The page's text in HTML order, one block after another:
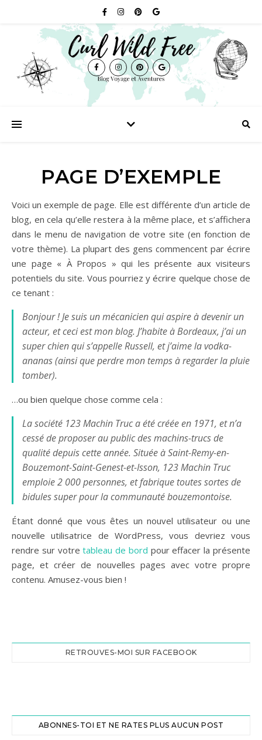
PAGE D’EXEMPLE
Voici un exemple de page. Elle est différente d’un article de
blog, en cela qu’elle restera à la même place, et s’affichera
dans le menu de navigation de votre site (en fonction de
votre thème). La plupart des gens commencent par écrire
une page « À Propos » qui les présente aux visiteurs
potentiels du site. Vous pourriez y écrire quelque chose de
ce tenant :
Bonjour ! Je suis un mécanicien qui aspire à devenir un
acteur, et ceci est mon blog. J’habite à Bordeaux, j’ai un
super chien qui s’appelle Russell, et j’aime la vodka-
ananas (ainsi que perdre mon temps à regarder la pluie
tomber).
…ou bien quelque chose comme cela :
La société 123 Machin Truc a été créée en 1971, et n’a
cessé de proposer au public des machins-trucs de
qualité depuis cette année. Située à Saint-Remy-en-
Bouzemont-Saint-Genest-et-Isson, 123 Machin Truc
emploie 2 000 personnes, et fabrique toutes sortes de
bidules super pour la communauté bouzemontoise.
Étant donné que vous êtes un nouvel utilisateur ou une
nouvelle utilisatrice de WordPress, vous devriez vous
rendre sur votretableau de bord pour effacer la présente
page, et créer de nouvelles pages avec votre propre
contenu. Amusez-vous bien !
RETROUVES-MOI SUR FACEBOOK
ABONNES-TOI ET NE RATES PLUS AUCUN POST